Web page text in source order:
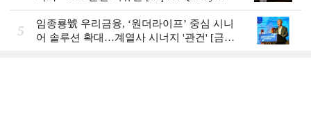
Review]
5
임종룡號 우리금융, ‘원더라이프’ 중심 시니
어 솔루션 확대…계열사 시너지 '관건' [금융